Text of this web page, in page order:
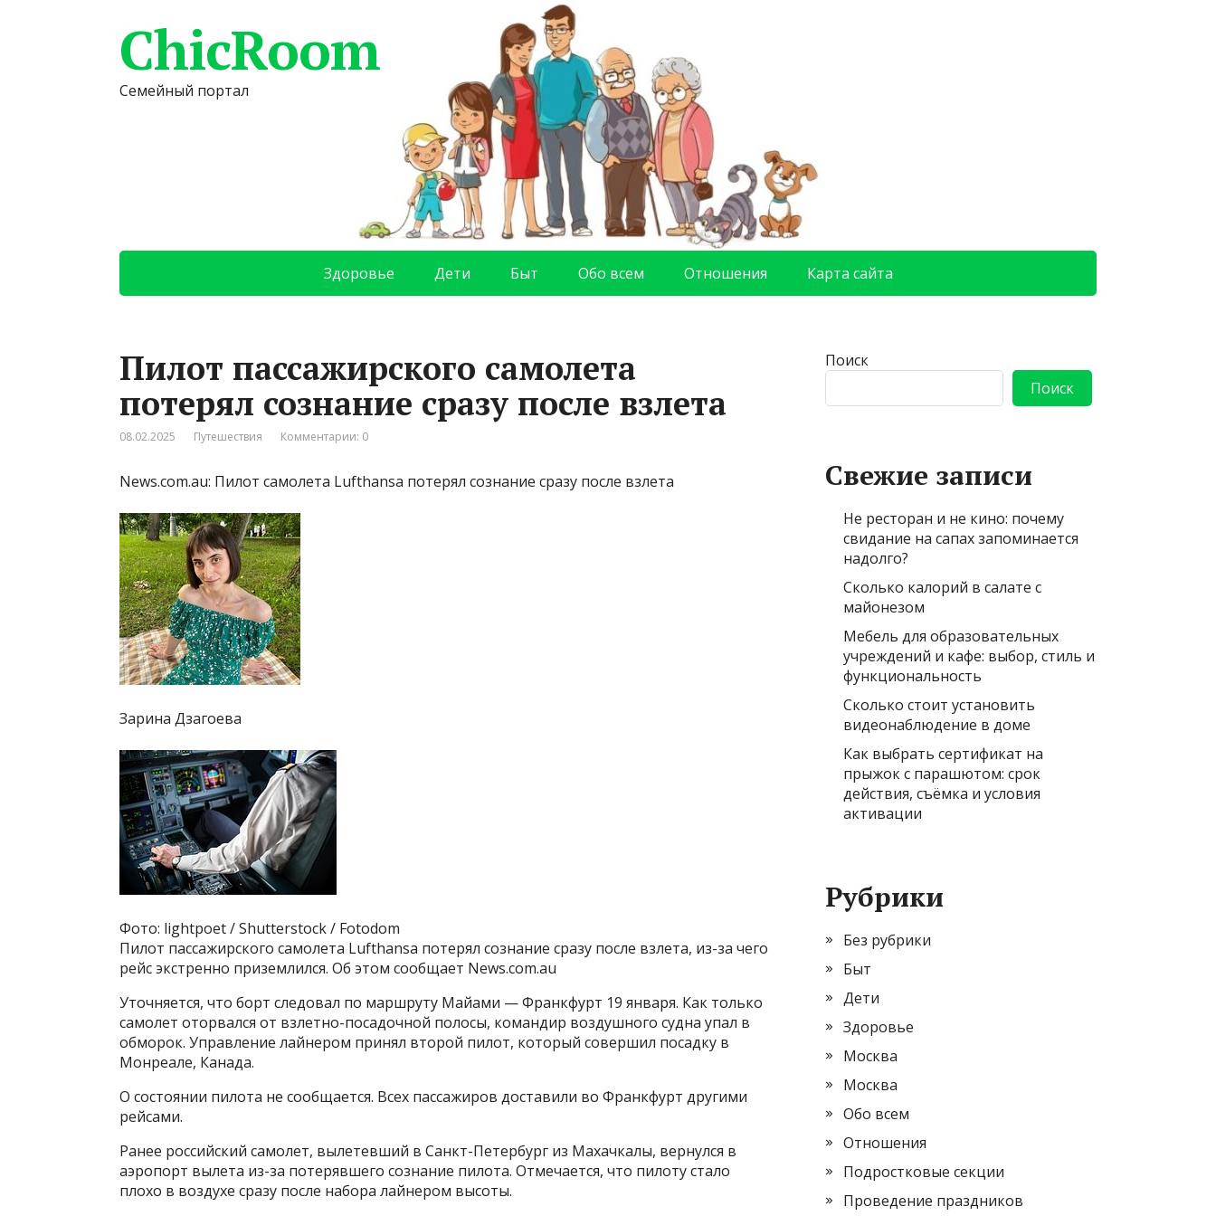
ChicRoom
Семейный портал
Здоровье Дети Быт Обо всем Отношения Карта сайта
Пилот пассажирского самолета
потерял сознание сразу после взлета
08.02.2025 Путешествия Комментарии: 0
News.com.au: Пилот самолета Lufthansa потерял сознание сразу после взлета
Зарина Дзагоева
Фото: lightpoet / Shutterstock / Fotodom
Пилот пассажирского самолета Lufthansa потерял сознание сразу после взлета, из-за чего
рейс экстренно приземлился. Об этом сообщает News.com.au
Уточняется, что борт следовал по маршруту Майами — Франкфурт 19 января. Как только
самолет оторвался от взлетно-посадочной полосы, командир воздушного судна упал в
обморок. Управление лайнером принял второй пилот, который совершил посадку в
Монреале, Канада.
О состоянии пилота не сообщается. Всех пассажиров доставили во Франкфурт другими
рейсами.
Ранее российский самолет, вылетевший в Санкт-Петербург из Махачкалы, вернулся в
аэропорт вылета из-за потерявшего сознание пилота. Отмечается, что пилоту стало
плохо в воздухе сразу после набора лайнером высоты.
Поиск
Поиск
Свежие записи
Не ресторан и не кино: почему
свидание на сапах запоминается
надолго?
Сколько калорий в салате с
майонезом
Мебель для образовательных
учреждений и кафе: выбор, стиль и
функциональность
Сколько стоит установить
видеонаблюдение в доме
Как выбрать сертификат на
прыжок с парашютом: срок
действия, съёмка и условия
активации
Рубрики
Без рубрики
Быт
Дети
Здоровье
Москва
Москва
Обо всем
Отношения
Подростковые секции
Проведение праздников